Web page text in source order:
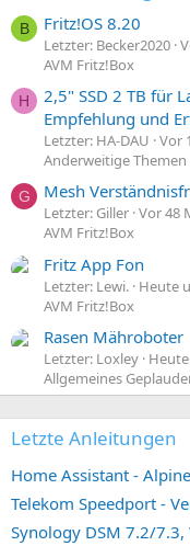
B Fritz!OS 8.20
Letzter: Becker2020
AVM Fritz!Box
H
2,5" SSD 2 TB für
Empfehlung und
Letzter: HA-DAU Vor
Anderweitige Themen
G Mesh
Letzter: Giller Vor 48
AVM Fritz!Box
Fritz App Fon
Letzter: Lewi. Heute
AVM Fritz!Box
Rasen Mähroboter
Letzter: Loxley
Allgemeines
Letzte Anleitungen
Home Assistant -
Telekom Speedport -